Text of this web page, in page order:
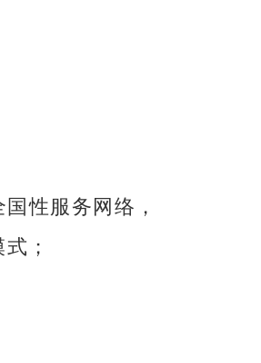
性服务网络，
；